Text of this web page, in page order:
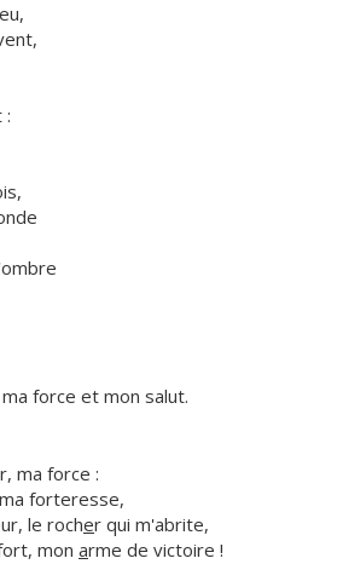
:
force et mon salut.
r, ma force :
forteresse,
le rocher qui m'abrite,
mon arme de victoire !